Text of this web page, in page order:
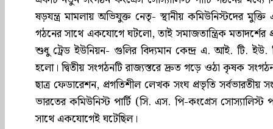
ষড়যন্ত্র মামলায় অভিযুক্ত নেতৃ- স্থানীয় কমিউনিস্টদের
গঠনের সাথে একযোগে ঘটলো, তাই সমাজতান্ত্রিক
শুধু ট্রেড ইউনিয়ন- গুলির বিদ্যমান কেন্দ্র এ. আই. টি.
হলো। দ্বিতীয় সংগঠনটি রাজ্যস্তরে দ্রুত গড়ে ওঠা কৃষক
ছাত্র ফেডারেশন, প্রগতিশীল লেখক সংঘ প্রভৃতি
ভারতের কমিউনিস্ট পার্টি (সি. এস. পি-কংগ্রেস
সাথে একযোগেই ঘটেছিল।